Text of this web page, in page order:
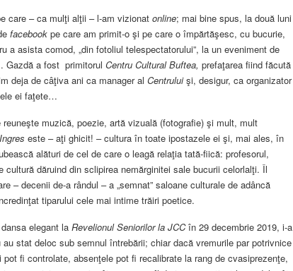
care – ca mulţi alţii – l-am vizionatonline; mai bine spus, la două luni
facebook pe care am primit-o şi pe care o împărtăşesc, cu bucurie,
a asista comod, „din fotoliul telespectatorului”, la un eveniment de
Gazdă a fost primitorulCentru Cultural Buftea, prefaţarea fiind făcută
deja de câţiva ani ca manager alCentruluişi, desigur, ca organizator
ei faţete…
muzică, poezie, artă vizuală (fotografie) şi mult, mult
este – aţi ghicit! – cultura în toate ipostazele ei şi, mai ales, în
alături de cel de care o leagă relaţia tată-fiică: profesorul,
dăruind din sclipirea nemărginitei sale bucurii celorlalţi. Îl
– decenii de-a rândul – a „semnat” saloane culturale de adâncă
tiparului cele mai intime trăiri poetice.
elegant laRevelionul Seniorilor la JCCîn 29 decembrie 2019, i-a
stat deloc sub semnul întrebării; chiar dacă vremurile par potrivnice
fi controlate, absenţele pot fi recalibrate la rang de cvasiprezenţe,